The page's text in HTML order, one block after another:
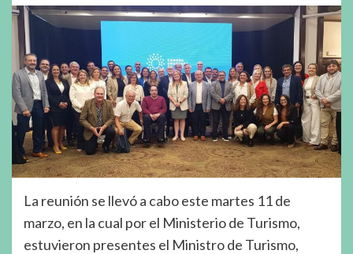
La reunión se llevó a cabo este martes 11 de
marzo, en la cual por el Ministerio de Turismo,
estuvieron presentes el Ministro de Turismo,